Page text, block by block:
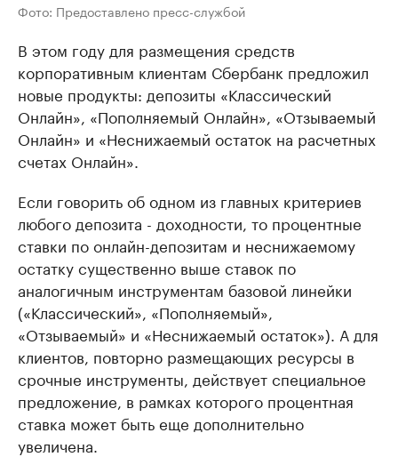
Фото: Предоставлено пресс-службой
В этом году для размещения средств
корпоративным клиентам Сбербанк предложил
новые продукты: депозиты «Классический
Онлайн», «Пополняемый Онлайн», «Отзываемый
Онлайн» и «Неснижаемый остаток на расчетных
счетах Онлайн».
Если говорить об одном из главных критериев
любого депозита - доходности, то процентные
ставки по онлайн-депозитам и неснижаемому
остатку существенно выше ставок по
аналогичным инструментам базовой линейки
(«Классический», «Пополняемый»,
«Отзываемый» и «Неснижаемый остаток»). А для
клиентов, повторно размещающих ресурсы в
срочные инструменты, действует специальное
предложение, в рамках которого процентная
ставка может быть еще дополнительно
увеличена.